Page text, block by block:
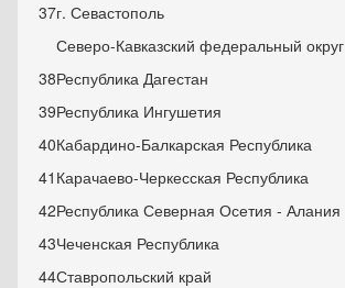
37г. Севастополь
Северо-Кавказский федеральный округ
38Республика Дагестан
39Республика Ингушетия
40Кабардино-Балкарская Республика
41 Карачаево-Черкесская Республика
42Республика Северная Осетия - Алания
43Чеченская Республика
44Ставропольский край